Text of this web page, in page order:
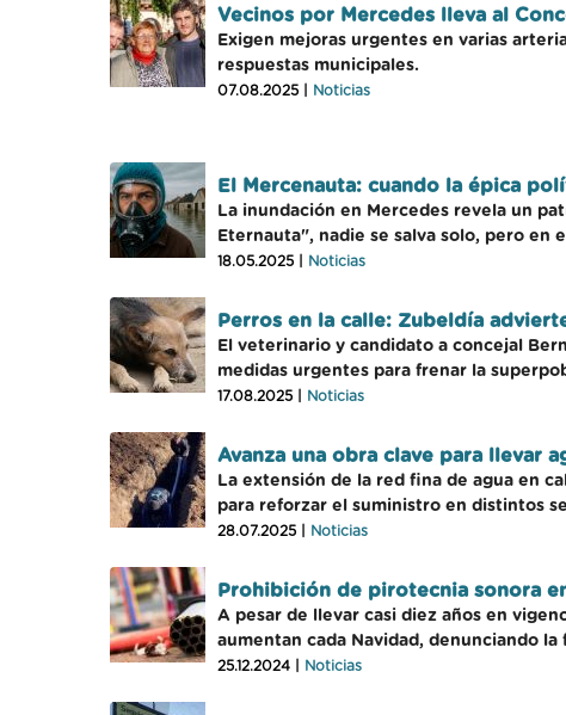
Vecinos por Mercedes lleva al
Exigen mejoras urgentes en varias
respuestas municipales.
07.08.2025 | Noticias
El Mercenauta: cuando la épica
La inundación en Mercedes revela un
Eternauta", nadie se salva solo, pero en
18.05.2025 | Noticias
Perros en la calle: Zubeldía
El veterinario y candidato a concejal
medidas urgentes para frenar la
17.08.2025 | Noticias
Avanza una obra clave para llevar
La extensión de la red fina de agua en
para reforzar el suministro en distintos
28.07.2025 | Noticias
Prohibición de pirotecnia sonora
A pesar de llevar casi diez años en
aumentan cada Navidad, denunciando
25.12.2024 | Noticias